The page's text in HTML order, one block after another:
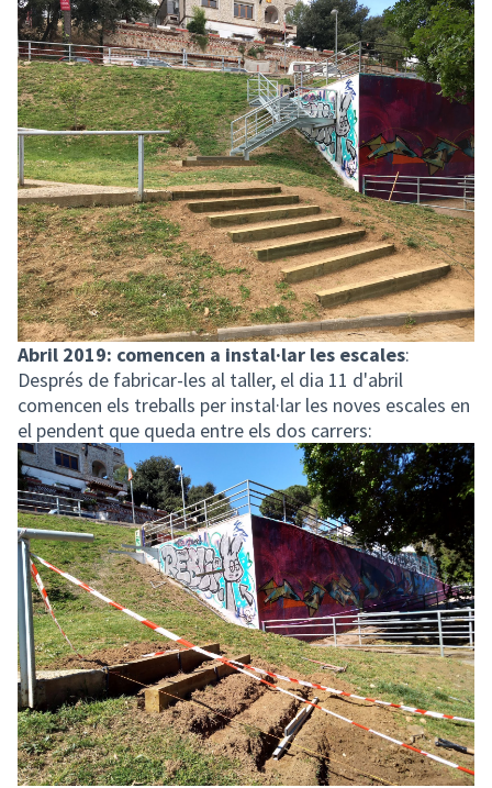
Abril 2019: comencen a instal·lar les escales:
Després de fabricar-les al taller, el dia 11 d'abril
comencen els treballs per instal·lar les noves escales en
el pendent que queda entre els dos carrers: